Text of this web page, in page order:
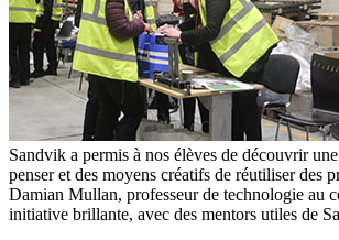
Sandvik a permis à nos élèves de découvrir
penser et des moyens créatifs de réutiliser des
Damian Mullan, professeur de technologie au
initiative brillante, avec des mentors utiles de